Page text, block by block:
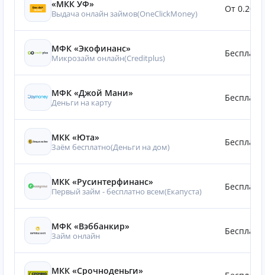
«МКК УФ»
Выдача онлайн займов(OneClickMoney) От 0.20%
МФК «Экофинанс»
Микрозайм онлайн(Creditplus)
МФК «Джой Мани»
Деньги на карту
МКК «Юта»
Заём бесплатно(Деньги на дом)
МКК «Русинтерфинанс»
Первый займ - бесплатно всем(Eкапуста)
МФК «Вэббанкир»
Займ онлайн
МКК «Срочноденьги»